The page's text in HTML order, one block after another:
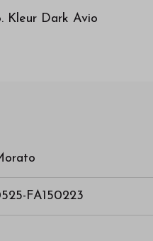
Kleur Dark Avio
FA150223